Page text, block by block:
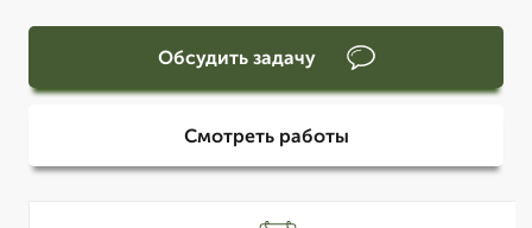
Обсудить задачу
Смотреть работы